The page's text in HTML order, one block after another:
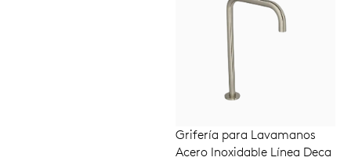
LEER MÁS
Grifería para Lavamanos
Acero Inoxidable Línea Deca